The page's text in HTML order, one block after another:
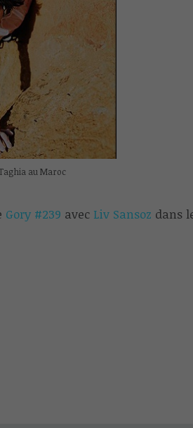
au Maroc
Gory #239 avec Liv Sansoz dans